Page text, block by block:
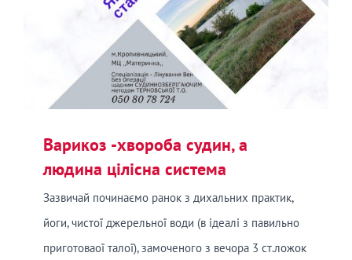
Варикоз -хвороба судин, а
людина цілісна система
Зазвичай починаємо ранок з дихальних практик,
йоги, чистої джерельної води (в ідеалі з павильно
приготоваої талої), замоченого з вечора 3 ст.ложок